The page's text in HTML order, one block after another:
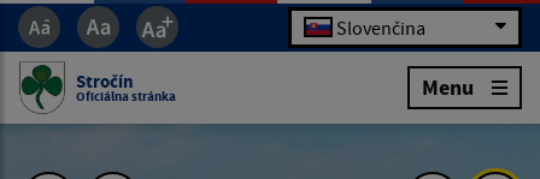
Slovenčina
Stročín
Oficiálna stránka Menu